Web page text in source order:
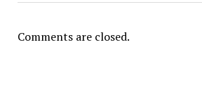
Comments are closed.